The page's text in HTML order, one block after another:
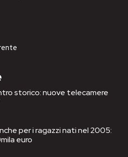
storico: nuove telecamere
per i ragazzi nati nel 2005:
euro